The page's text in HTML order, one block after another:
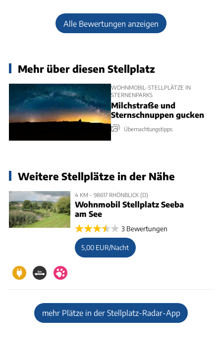
Alle Bewertungen anzeigen
Mehr über diesen Stellplatz
WOHNMOBIL-STELLPLÄTZE IN
STERNENPARKS
Milchstraße und
Sternschnuppen gucken
Übernachtungstipps
Weitere Stellplätze in der Nähe
4 KM - 98617 RHÖNBLICK (D)
Wohnmobil Stellplatz Seeba
am See
3 Bewertungen
5,00 EUR/Nacht
mehr Plätze in der Stellplatz-Radar-App